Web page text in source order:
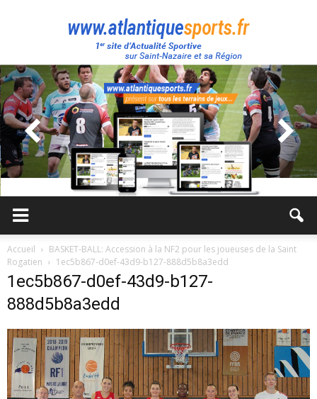
Atlantique
Sport
Accueil
BASKET-BALL: Accession à la NF2 pour les joueuses de la Saint
Rogatien
1ec5b867-d0ef-43d9-b127-888d5b8a3edd
1ec5b867-d0ef-43d9-b127-
888d5b8a3edd